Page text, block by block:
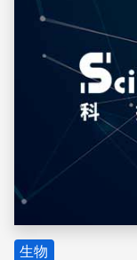
生物